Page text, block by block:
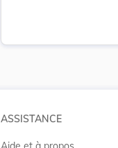
ASSISTANCE